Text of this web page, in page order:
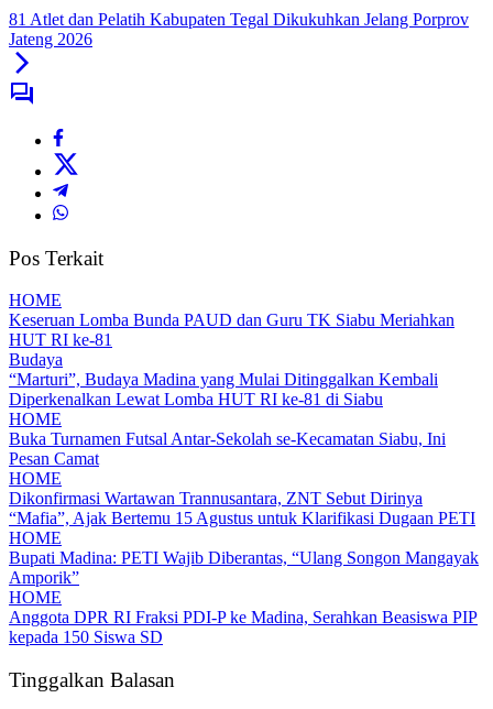
81 Atlet dan Pelatih Kabupaten Tegal Dikukuhkan Jelang Porprov
Jateng 2026
Pos Terkait
HOME
Keseruan Lomba Bunda PAUD dan Guru TK Siabu Meriahkan
HUT RI ke-81
Budaya
“Marturi”, Budaya Madina yang Mulai Ditinggalkan Kembali
Diperkenalkan Lewat Lomba HUT RI ke-81 di Siabu
HOME
Buka Turnamen Futsal Antar-Sekolah se-Kecamatan Siabu, Ini
Pesan Camat
HOME
Dikonfirmasi Wartawan Trannusantara, ZNT Sebut Dirinya
“Mafia”, Ajak Bertemu 15 Agustus untuk Klarifikasi Dugaan PETI
HOME
Bupati Madina: PETI Wajib Diberantas, “Ulang Songon Mangayak
Amporik”
HOME
Anggota DPR RI Fraksi PDI-P ke Madina, Serahkan Beasiswa PIP
kepada 150 Siswa SD
Tinggalkan Balasan